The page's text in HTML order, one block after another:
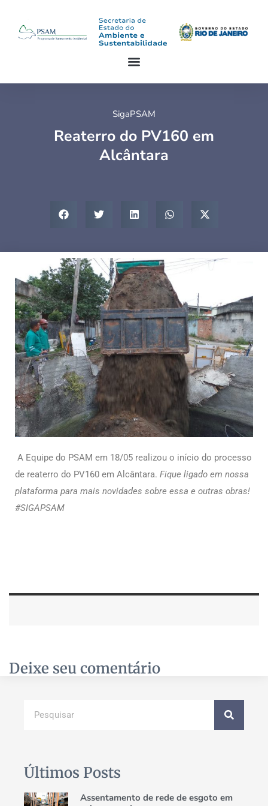
SigaPSAM
Reaterro do PV160 em
Alcântara
A Equipe do PSAM em 18/05 realizou o início do processo
de reaterro do PV160 em Alcântara. Fique ligado em nossa
plataforma para mais novidades sobre essa e outras obras!
#SIGAPSAM
Deixe seu comentário
Últimos Posts
Assentamento de rede de esgoto em